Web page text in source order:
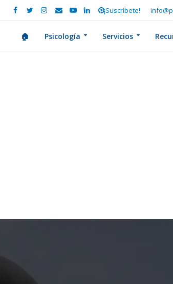
¡Suscríbete!
🏠 Psicología Servicios